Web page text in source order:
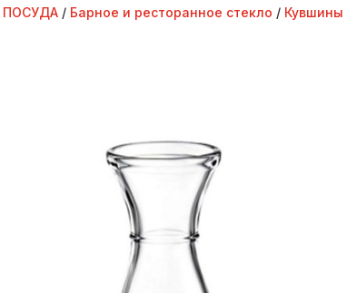
ПОСУДА / Барное и ресторанное стекло / Кувшины